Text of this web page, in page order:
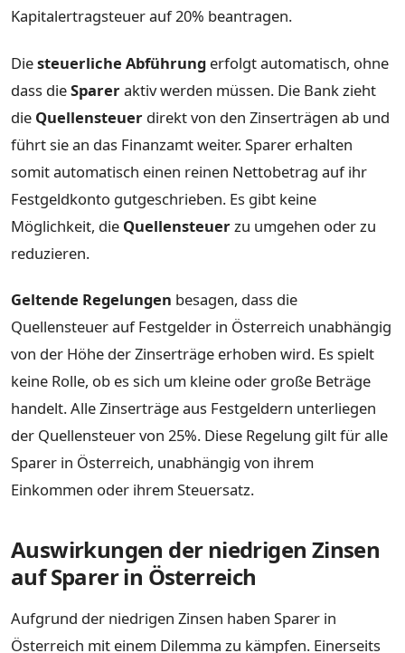
Kapitalertragsteuer auf 20% beantragen.
Diesteuerliche Abführung erfolgt automatisch, ohne
dass dieSpareraktiv werden müssen. Die Bank zieht
die Quellensteuer direkt von den Zinserträgen ab und
führt sie an das Finanzamt weiter. Sparer erhalten
somit automatisch einen reinen Nettobetrag auf ihr
Festgeldkonto gutgeschrieben. Es gibt keine
Möglichkeit, die Quellensteuer zu umgehen oder zu
reduzieren.
Geltende Regelungen besagen, dass die
Quellensteuer auf Festgelder in Österreich unabhängig
von der Höhe der Zinserträge erhoben wird. Es spielt
keine Rolle, ob es sich um kleine oder große Beträge
handelt. Alle Zinserträge aus Festgeldern unterliegen
der Quellensteuer von 25%. Diese Regelung gilt für alle
Sparer in Österreich, unabhängig von ihrem
Einkommen oder ihrem Steuersatz.
Auswirkungen der niedrigen Zinsen
auf Sparer in Österreich
Aufgrund der niedrigen Zinsen haben Sparer in
Österreich mit einem Dilemma zu kämpfen. Einerseits